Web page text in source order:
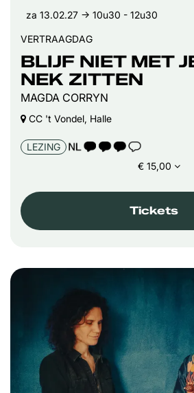
BLIJF NIET MET
NEK ZITTEN
MAGDA CORRYN
VERTRAAGDAG
za 13.02.27 → 10u30 - 12u30
CC 't Vondel, Halle
LEZING
TAALICOON 3
€ 15,00
Tickets